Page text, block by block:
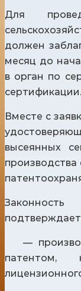
Для
должен
месяц до
в орган по
сертификации.
Вместе с
высеянных
—
патентом,